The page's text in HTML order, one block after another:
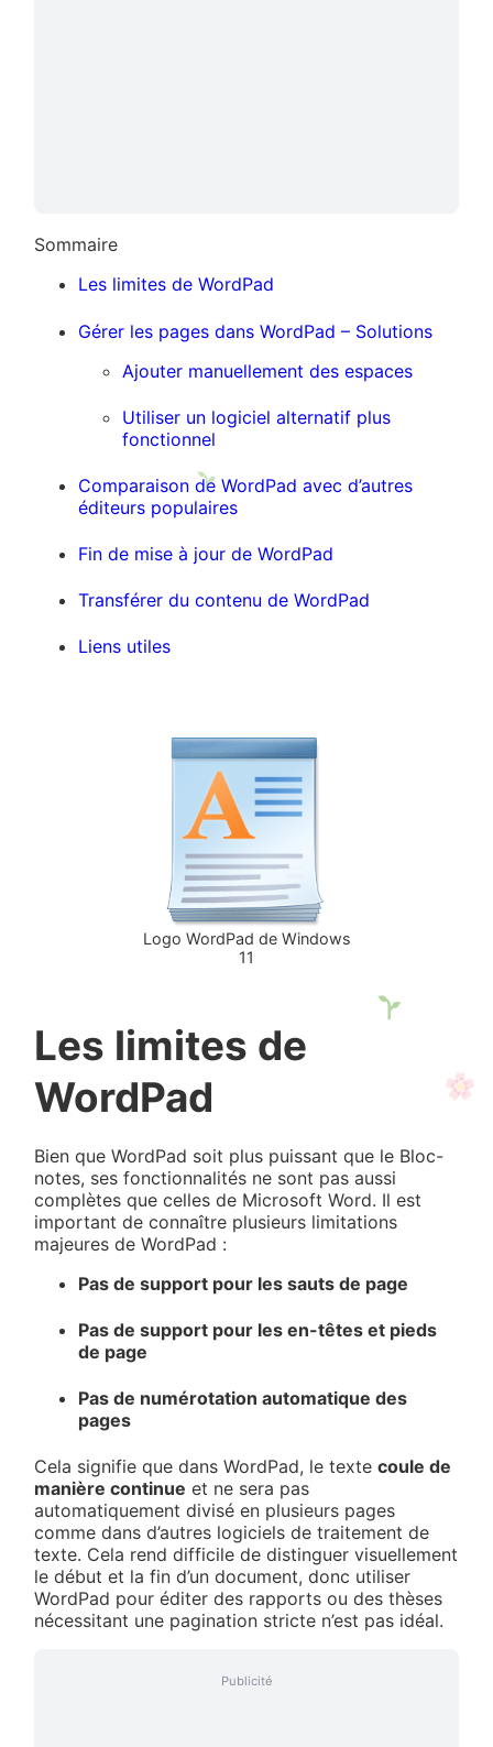
Sommaire
Les limites de WordPad
Gérer les pages dans WordPad – Solutions
Ajouter manuellement des espaces
Utiliser un logiciel alternatif plus
fonctionnel
Comparaison de WordPad avec d’autres
éditeurs populaires
Fin de mise à jour de WordPad
Transférer du contenu de WordPad
Liens utiles
Logo WordPad de Windows
11
Les limites de
WordPad
Bien que WordPad soit plus puissant que le Bloc-
notes, ses fonctionnalités ne sont pas aussi
complètes que celles de Microsoft Word. Il est
important de connaître plusieurs limitations
majeures de WordPad :
Pas de support pour les sauts de page
Pas de support pour les en-têtes et pieds
de page
Pas de numérotation automatique des
pages
Cela signifie que dans WordPad, le textecoule de
manière continue et ne sera pas
automatiquement divisé en plusieurs pages
comme dans d’autres logiciels de traitement de
texte. Cela rend difficile de distinguer visuellement
le début et la fin d’un document, donc utiliser
WordPad pour éditer des rapports ou des thèses
nécessitant une pagination stricte n’est pas idéal.
Publicité